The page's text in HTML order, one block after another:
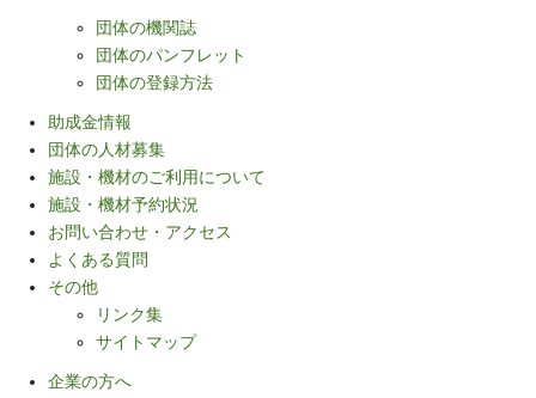
団体の機関誌
団体のパンフレット
団体の登録方法
助成金情報
団体の人材募集
施設・機材のご利用について
施設・機材予約状況
お問い合わせ・アクセス
よくある質問
その他
リンク集
サイトマップ
企業の方へ